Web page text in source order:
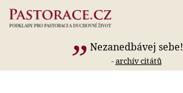
Nezanedbávej sebe!
-archív citátů